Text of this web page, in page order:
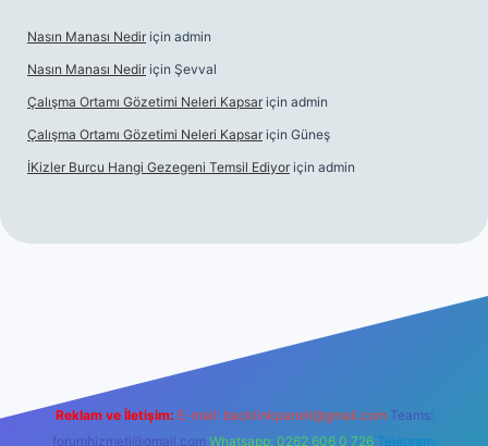
Nasın Manası Nedir için admin
Nasın Manası Nedir için Şevval
Çalışma Ortamı Gözetimi Neleri Kapsar için admin
Çalışma Ortamı Gözetimi Neleri Kapsar için Güneş
İKizler Burcu Hangi Gezegeni Temsil Ediyor için admin
Reklam ve İletişim: E-mail: backlinkpaneli@gmail.com Teams:
forumhizmeti@gmail.com Whatsapp: 0262 606 0 726 Telegram: